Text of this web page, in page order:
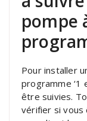
pompe
Pour installer
programme ‘1
être suivies.
vérifier si vous